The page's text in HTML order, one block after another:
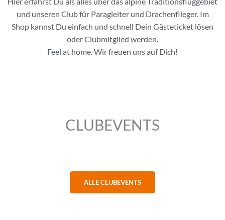
und unseren Club für Paragleiter und Drachenflieger. Im
Shop kannst Du einfach und schnell Dein Gästeticket lösen
oder Clubmitglied werden.
Feel at home. Wir freuen uns auf Dich!
CLUBEVENTS
ALLE CLUBEVENTS